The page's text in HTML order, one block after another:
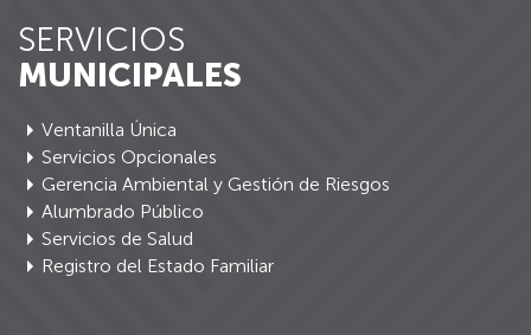
SERVICIOS
MUNICIPALES
Ventanilla Única
Servicios Opcionales
Gerencia Ambiental y Gestión de Riesgos
Alumbrado Público
Servicios de Salud
Registro del Estado Familiar